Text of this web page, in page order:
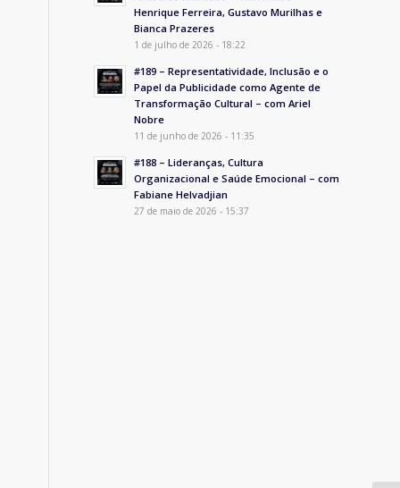
Henrique Ferreira, Gustavo Murilhas e
Bianca Prazeres
1 de julho de 2026 - 18:22
#189 – Representatividade, Inclusão e o
Papel da Publicidade como Agente de
Transformação Cultural – com Ariel
Nobre
11 de junho de 2026 - 11:35
#188 – Lideranças, Cultura
Organizacional e Saúde Emocional – com
Fabiane Helvadjian
27 de maio de 2026 - 15:37